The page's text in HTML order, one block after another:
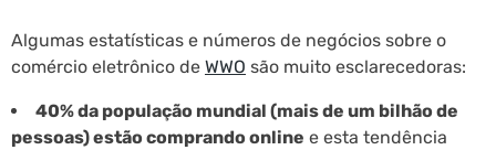
Algumas estatísticas e números de negócios sobre o
comércio eletrônico de WWO são muito esclarecedoras:
40% da população mundial (mais de um bilhão de
pessoas) estão comprando online e esta tendência